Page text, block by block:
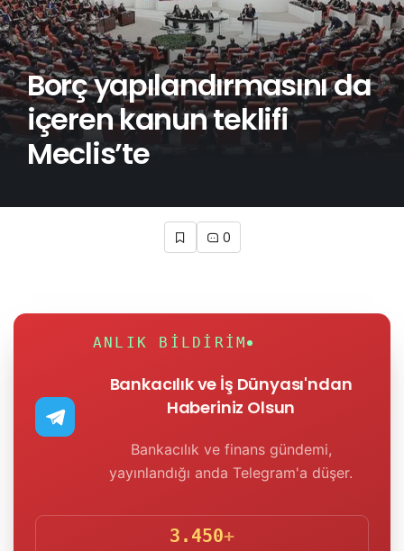
Borç yapılandırmasını da
içeren kanun teklifi
Meclis’te
0
ANLIK BILDIRIM
Bankacılık ve İş Dünyası'ndan
Haberiniz Olsun
Bankacılık ve finans gündemi,
yayınlandığı anda Telegram'a düşer.
3.450+